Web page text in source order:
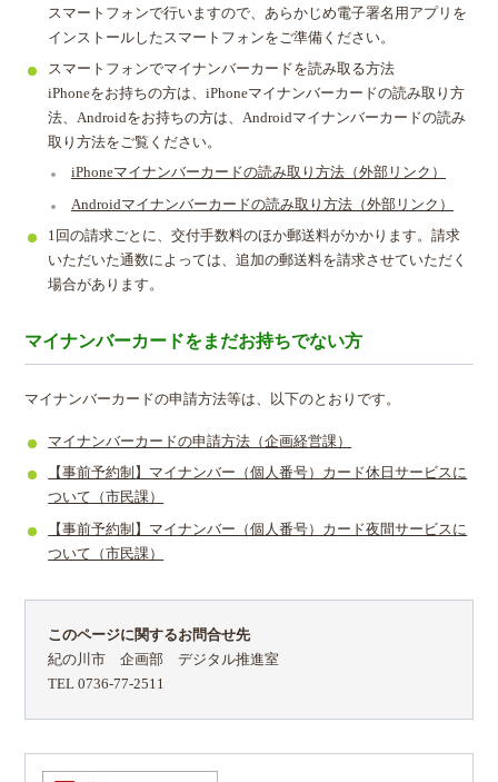
スマートフォンで行いますので、あらかじめ電子署名用アプリを
インストールしたスマートフォンをご準備ください。
スマートフォンでマイナンバーカードを読み取る方法
iPhoneをお持ちの方は、iPhoneマイナンバーカードの読み取り方
法、Androidをお持ちの方は、Androidマイナンバーカードの読み
取り方法をご覧ください。
iPhoneマイナンバーカードの読み取り方法（外部リンク）
Androidマイナンバーカードの読み取り方法（外部リンク）
1回の請求ごとに、交付手数料のほか郵送料がかかります。請求
いただいた通数によっては、追加の郵送料を請求させていただく
場合があります。
マイナンバーカードをまだお持ちでない方
マイナンバーカードの申請方法等は、以下のとおりです。
マイナンバーカードの申請方法（企画経営課）
【事前予約制】マイナンバー（個人番号）カード休日サービスに
ついて（市民課）
【事前予約制】マイナンバー（個人番号）カード夜間サービスに
ついて（市民課）
このページに関するお問合せ先
紀の川市 企画部 デジタル推進室
TEL 0736-77-2511